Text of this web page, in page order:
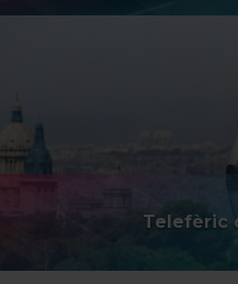
pots modificar la teva
“Gestor de cookies”, que
Telefèric